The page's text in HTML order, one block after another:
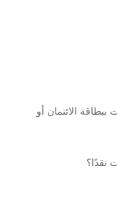
الائتمان أو
نقدًا؟